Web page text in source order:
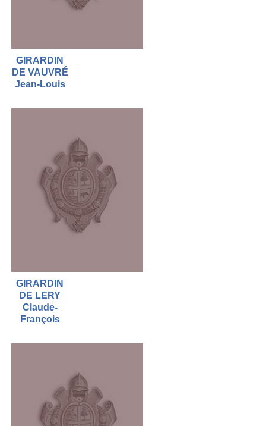
GIRARDIN
DE VAUVRÉ
Jean-Louis
GIRARDIN
DE LERY
Claude-
François